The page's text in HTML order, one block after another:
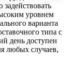
уровнем
варианта
типа с
день доступен
любых случаев,